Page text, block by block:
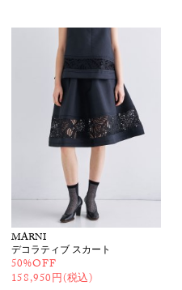
MARNI
デコラティブ スカート
50%OFF
158,950円(税込)